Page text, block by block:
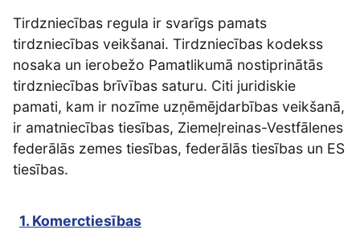
Tirdzniecības regula ir svarīgs pamats
tirdzniecības veikšanai. Tirdzniecības kodekss
nosaka un ierobežo Pamatlikumā nostiprinātās
tirdzniecības brīvības saturu. Citi juridiskie
pamati, kam ir nozīme uzņēmējdarbības veikšanā,
ir amatniecības tiesības, Ziemeļreinas-Vestfālenes
federālās zemes tiesības, federālās tiesības un ES
tiesības.
1. Komerctiesības